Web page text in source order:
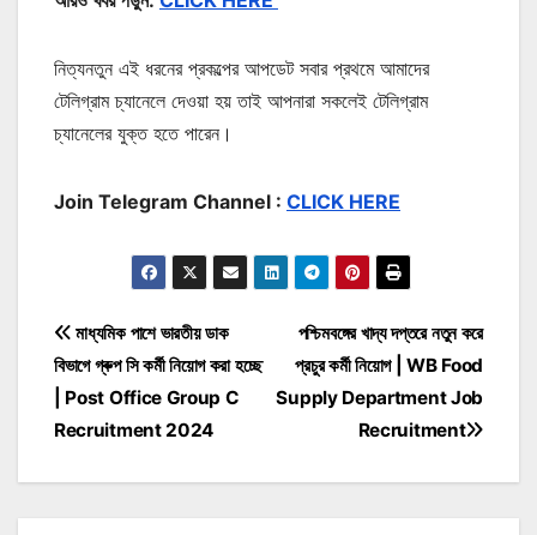
নিত্যনতুন এই ধরনের প্রকল্পের আপডেট সবার প্রথমে আমাদের
টেলিগ্রাম চ্যানেলে দেওয়া হয় তাই আপনারা সকলেই টেলিগ্রাম
চ্যানেলের যুক্ত হতে পারেন।
Join Telegram Channel : CLICK HERE
Post
navigation
পশ্চিমবঙ্গের খাদ্য দপ্তরে নতুন করে
প্রচুর কর্মী নিয়োগ | WB Food
Supply Department Job
Recruitment
মাধ্যমিক পাশে ভারতীয় ডাক
বিভাগে গ্ৰুপ সি কর্মী নিয়োগ করা হচ্ছে
| Post Office Group C
Recruitment 2024